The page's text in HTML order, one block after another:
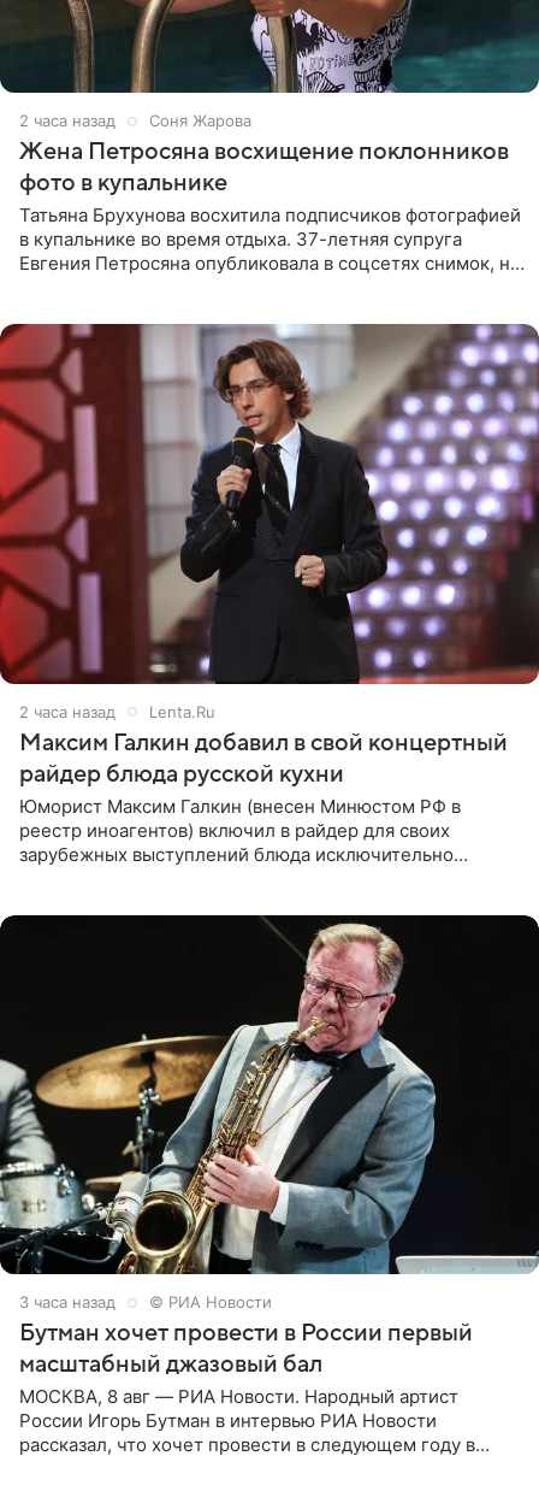
2 часа назад Соня Жарова
Жена Петросяна восхищение поклонников
фото в купальнике
Татьяна Брухунова восхитила подписчиков фотографией
в купальнике во время отдыха. 37-летняя супруга
Евгения Петросяна опубликовала в соцсетях снимок, на
2 часа назад Lenta.Ru
Максим Галкин добавил в свой концертный
райдер блюда русской кухни
Юморист Максим Галкин (внесен Минюстом РФ в
реестр иноагентов) включил в райдер для своих
зарубежных выступлений блюда исключительно
3 часа назад © РИА Новости
Бутман хочет провести в России первый
масштабный джазовый бал
МОСКВА, 8 авг — РИА Новости. Народный артист
России Игорь Бутман в интервью РИА Новости
рассказал, что хочет провести в следующем году в